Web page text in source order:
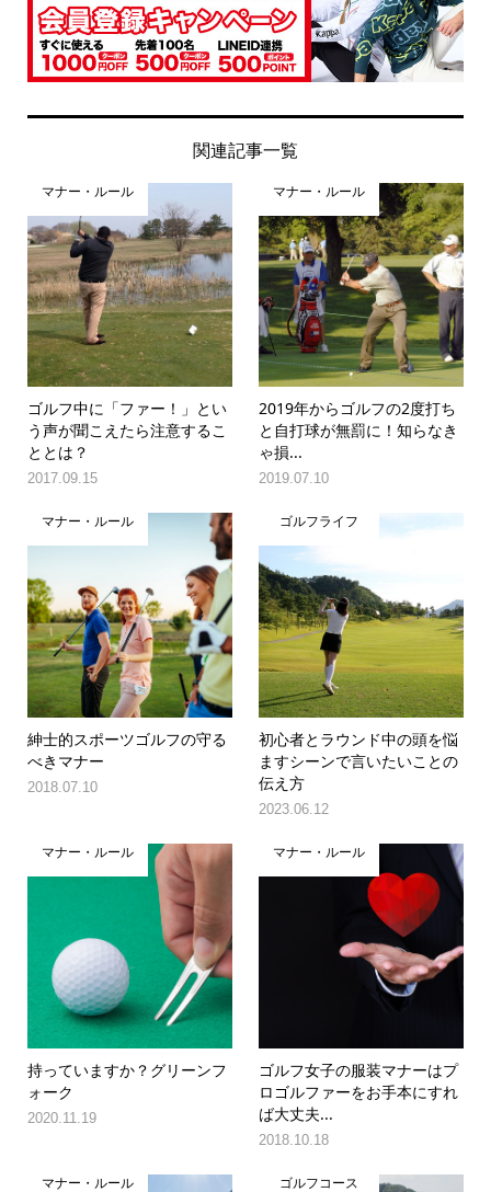
関連記事一覧
マナー・ルール
ゴルフ中に「ファー！」とい
う声が聞こえたら注意するこ
ととは？
2017.09.15
マナー・ルール
2019年からゴルフの2度打ち
と自打球が無罰に！知らなき
ゃ損...
2019.07.10
マナー・ルール
紳士的スポーツゴルフの守る
べきマナー
2018.07.10
ゴルフライフ
初心者とラウンド中の頭を悩
ますシーンで言いたいことの
伝え方
2023.06.12
マナー・ルール
持っていますか？グリーンフ
ォーク
2020.11.19
マナー・ルール
ゴルフ女子の服装マナーはプ
ロゴルファーをお手本にすれ
ば大丈夫...
2018.10.18
マナー・ルール ゴルフコース